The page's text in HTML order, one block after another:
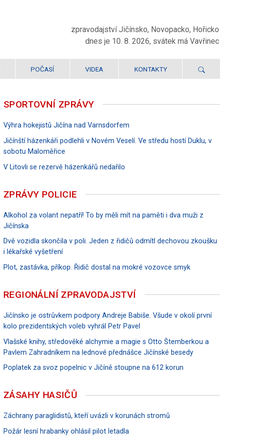
zpravodajství Jičínsko, Novopacko, Hořicko
dnes je 10. 8. 2026, svátek má Vavřinec
POČASÍ VIDEA KONTAKTY
SPORTOVNÍ ZPRÁVY
Výhra hokejistů Jičína nad Varnsdorfem
Jičínští házenkáři podlehli v Novém Veselí. Ve středu hostí Duklu, v
sobotu Maloměřice
V Litovli se rezervě házenkářů nedařilo
ZPRÁVY POLICIE
Alkohol za volant nepatří! To by měli mít na paměti i dva muži z
Jičínska
Dvě vozidla skončila v poli. Jeden z řidičů odmítl dechovou zkoušku
i lékařské vyšetření
Plot, zastávka, příkop. Řidič dostal na mokré vozovce smyk
REGIONÁLNÍ ZPRAVODAJSTVÍ
Jičínsko je ostrůvkem podpory Andreje Babiše. Všude v okolí první
kolo prezidentských voleb vyhrál Petr Pavel
Vlašské knihy, středověké alchymie a magie s Otto Štemberkou a
Pavlem Zahradníkem na lednové přednášce Jičínské besedy
Poplatek za svoz popelnic v Jičíně stoupne na 612 korun
ZÁSAHY HASIČŮ
Záchrany paraglidistů, kteří uvázli v korunách stromů
Požár lesní hrabanky ohlásil pilot letadla